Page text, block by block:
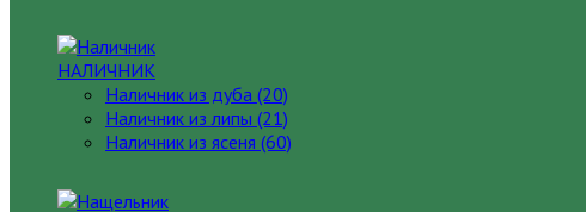
НАЛИЧНИК
Наличник из дуба (20)
Наличник из липы (21)
Наличник из ясеня (60)